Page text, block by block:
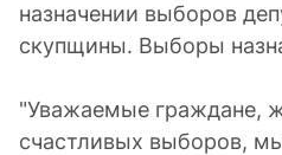
назначении выборов
скупщины. Выборы
"Уважаемые граждане,
счастливых выборов,